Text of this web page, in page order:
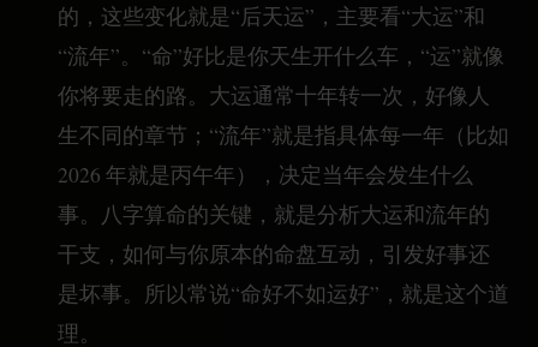
的，这些变化就是“后天运”，主要看“大运”和
“流年”。“命”好比是你天生开什么车，“运”就像
你将要走的路。大运通常十年转一次，好像人
生不同的章节；“流年”就是指具体每一年（比如
2026 年就是丙午年），决定当年会发生什么
事。八字算命的关键，就是分析大运和流年的
干支，如何与你原本的命盘互动，引发好事还
是坏事。所以常说“命好不如运好”，就是这个道
理。